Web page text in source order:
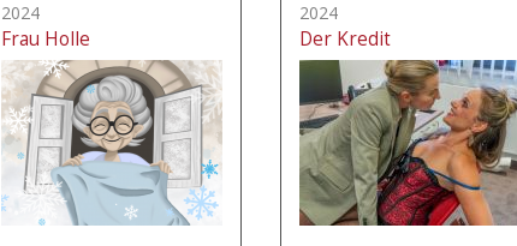
2024
Frau Holle
2024
Der Kredit